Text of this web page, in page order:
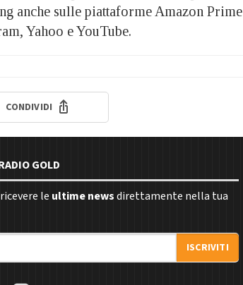
anche sulle piattaforme Amazon Prime
Yahoo e YouTube.
CONDIVIDI
GOLD
le ultime newsdirettamente nella tua
ISCRIVITI